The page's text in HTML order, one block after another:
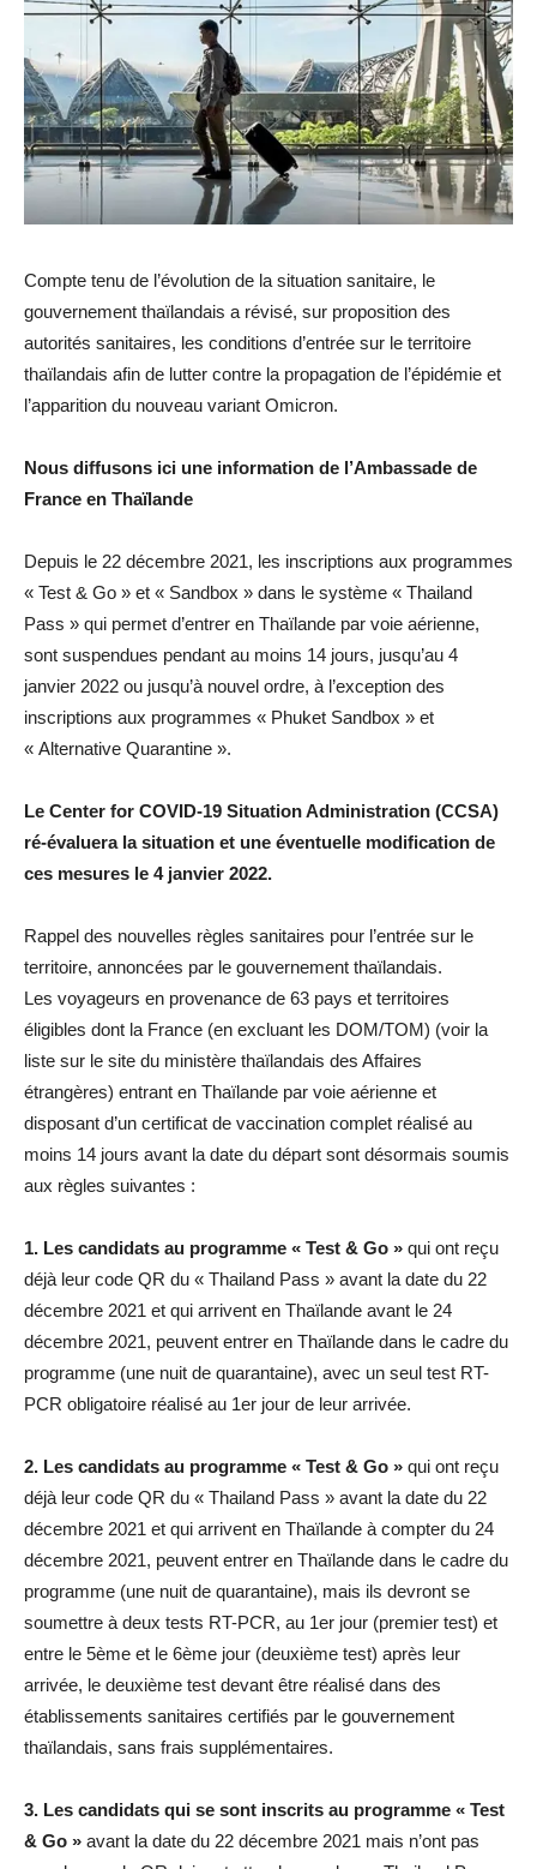
Compte tenu de l’évolution de la situation sanitaire, le
gouvernement thaïlandais a révisé, sur proposition des
autorités sanitaires, les conditions d’entrée sur le territoire
thaïlandais afin de lutter contre la propagation de l’épidémie et
l’apparition du nouveau variant Omicron.
Nous diffusons ici une information de l’Ambassade de
France en Thaïlande
Depuis le 22 décembre 2021, les inscriptions aux programmes
« Test & Go » et « Sandbox » dans le système « Thailand
Pass » qui permet d’entrer en Thaïlande par voie aérienne,
sont suspendues pendant au moins 14 jours, jusqu’au 4
janvier 2022 ou jusqu’à nouvel ordre, à l’exception des
inscriptions aux programmes « Phuket Sandbox » et
« Alternative Quarantine ».
Le Center for COVID-19 Situation Administration (CCSA)
ré-évaluera la situation et une éventuelle modification de
ces mesures le 4 janvier 2022.
Rappel des nouvelles règles sanitaires pour l’entrée sur le
territoire, annoncées par le gouvernement thaïlandais.
Les voyageurs en provenance de 63 pays et territoires
éligibles dont la France (en excluant les DOM/TOM) (voir la
liste sur le site du ministère thaïlandais des Affaires
étrangères) entrant en Thaïlande par voie aérienne et
disposant d’un certificat de vaccination complet réalisé au
moins 14 jours avant la date du départ sont désormais soumis
aux règles suivantes :
1. Les candidats au programme « Test & Go » qui ont reçu
déjà leur code QR du « Thailand Pass » avant la date du 22
décembre 2021 et qui arrivent en Thaïlande avant le 24
décembre 2021, peuvent entrer en Thaïlande dans le cadre du
programme (une nuit de quarantaine), avec un seul test RT-
PCR obligatoire réalisé au 1er jour de leur arrivée.
2. Les candidats au programme « Test & Go » qui ont reçu
déjà leur code QR du « Thailand Pass » avant la date du 22
décembre 2021 et qui arrivent en Thaïlande à compter du 24
décembre 2021, peuvent entrer en Thaïlande dans le cadre du
programme (une nuit de quarantaine), mais ils devront se
soumettre à deux tests RT-PCR, au 1er jour (premier test) et
entre le 5ème et le 6ème jour (deuxième test) après leur
arrivée, le deuxième test devant être réalisé dans des
établissements sanitaires certifiés par le gouvernement
thaïlandais, sans frais supplémentaires.
3. Les candidats qui se sont inscrits au programme « Test
& Go » avant la date du 22 décembre 2021 mais n’ont pas